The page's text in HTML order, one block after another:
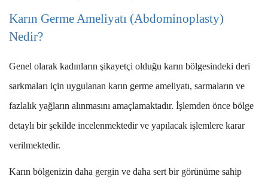
Karın Germe Ameliyatı (Abdominoplasty)
Nedir?
Genel olarak kadınların şikayetçi olduğu karın bölgesindeki deri
sarkmaları için uygulanan karın germe ameliyatı, sarmaların ve
fazlalık yağların alınmasını amaçlamaktadır. İşlemden önce bölge
detaylı bir şekilde incelenmektedir ve yapılacak işlemlere karar
verilmektedir.
Karın bölgenizin daha gergin ve daha sert bir görünüme sahip